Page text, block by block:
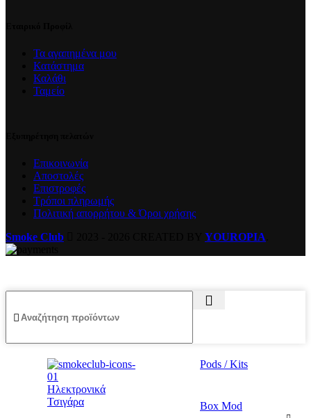
Τα αγαπημένα μου
Κατάστημα
Καλάθι
Ταμείο
Επικοινωνία
Αποστολές
Επιστροφές
Τρόποι πληρωμής
Πολιτική απορρήτου & Όροι χρήσης
Smoke Club
YOUROPIA
Ηλεκτρονικά
Τσιγάρα
Pods / Kits
Box Mod